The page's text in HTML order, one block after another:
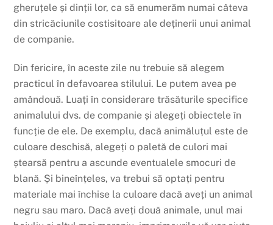
gheruțele și dinții lor, ca să enumerăm numai câteva
din stricăciunile costisitoare ale deținerii unui animal
de companie.
Din fericire, în aceste zile nu trebuie să alegem
practicul în defavoarea stilului. Le putem avea pe
amândouă. Luați în considerare trăsăturile specifice
animalului dvs. de companie și alegeți obiectele în
funcție de ele. De exemplu, dacă animăluțul este de
culoare deschisă, alegeți o paletă de culori mai
ștearsă pentru a ascunde eventualele smocuri de
blană. Și bineînțeles, va trebui să optați pentru
materiale mai închise la culoare dacă aveți un animal
negru sau maro. Dacă aveți două animale, unul mai